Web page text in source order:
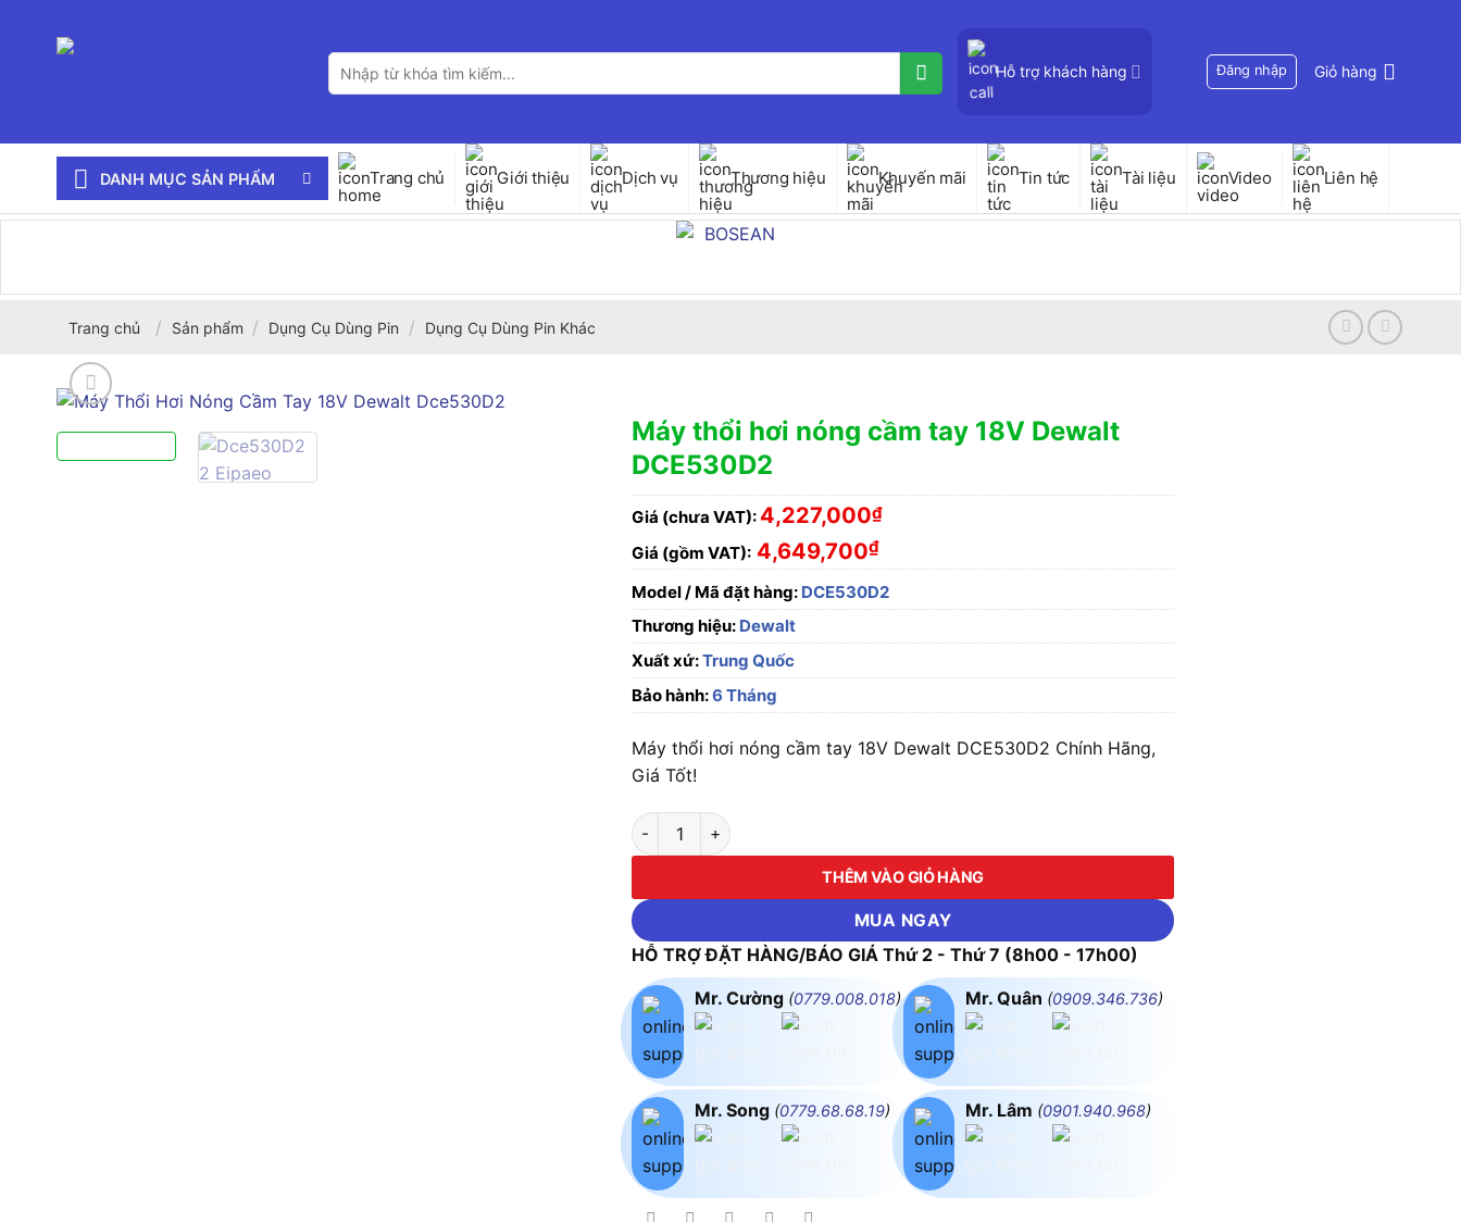
Tìm
kiếm:
Hỗ trợ khách hàng Đăng nhập Giỏ hàng
DANH MỤC SẢN PHẨM Trang chủ Giới thiệu Dịch vụ Thương hiệu Khuyến mãi Tin tức Tài liệu Video Liên hệ
Trang chủ / Sản phẩm / Dụng Cụ Dùng Pin / Dụng Cụ Dùng Pin Khác
Máy thổi hơi nóng cầm tay 18V Dewalt
DCE530D2
Giá (chưa VAT): 4,227,000₫
Giá (gồm VAT): 4,649,700₫
Model / Mã đặt hàng: DCE530D2
Thương hiệu: Dewalt
Xuất xứ:Trung Quốc
Bảo hành:6 Tháng
Máy thổi hơi nóng cầm tay 18V Dewalt DCE530D2 Chính Hãng,
Giá Tốt!
Máy thổi hơi nóng cầm tay 18V Dewalt DCE530D2 số lượng
THÊM VÀO GIỎ HÀNG
MUA NGAY
HỖ TRỢ ĐẶT HÀNG/BÁO GIÁ Thứ 2 - Thứ 7 (8h00 - 17h00)
Mr. Cường (0779.008.018)
Mr. Song (0779.68.68.19)
Mr. Quân (0909.346.736)
Mr. Lâm (0901.940.968)